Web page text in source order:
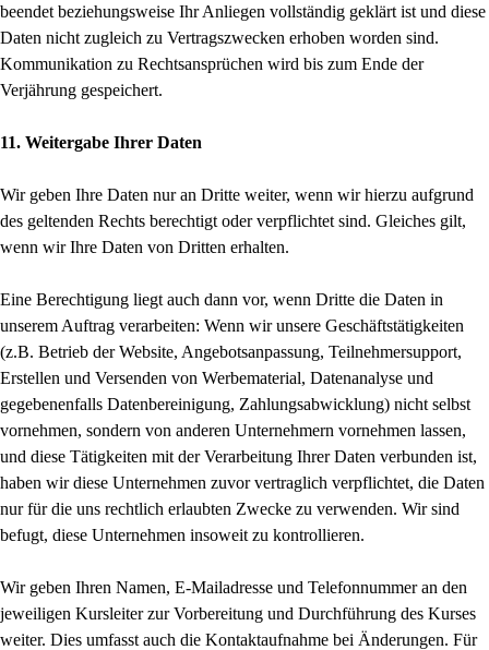
beendet beziehungsweise Ihr Anliegen vollständig geklärt ist und diese
Daten nicht zugleich zu Vertragszwecken erhoben worden sind.
Kommunikation zu Rechtsansprüchen wird bis zum Ende der
Verjährung gespeichert.
11. Weitergabe Ihrer Daten
Wir geben Ihre Daten nur an Dritte weiter, wenn wir hierzu aufgrund
des geltenden Rechts berechtigt oder verpflichtet sind. Gleiches gilt,
wenn wir Ihre Daten von Dritten erhalten.
Eine Berechtigung liegt auch dann vor, wenn Dritte die Daten in
unserem Auftrag verarbeiten: Wenn wir unsere Geschäftstätigkeiten
(z.B. Betrieb der Website, Angebotsanpassung, Teilnehmersupport,
Erstellen und Versenden von Werbematerial, Datenanalyse und
gegebenenfalls Datenbereinigung, Zahlungsabwicklung) nicht selbst
vornehmen, sondern von anderen Unternehmern vornehmen lassen,
und diese Tätigkeiten mit der Verarbeitung Ihrer Daten verbunden ist,
haben wir diese Unternehmen zuvor vertraglich verpflichtet, die Daten
nur für die uns rechtlich erlaubten Zwecke zu verwenden. Wir sind
befugt, diese Unternehmen insoweit zu kontrollieren.
Wir geben Ihren Namen, E-Mailadresse und Telefonnummer an den
jeweiligen Kursleiter zur Vorbereitung und Durchführung des Kurses
weiter. Dies umfasst auch die Kontaktaufnahme bei Änderungen. Für